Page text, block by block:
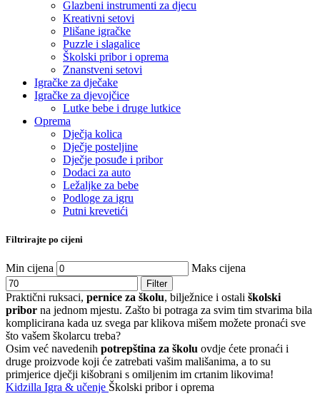
Glazbeni instrumenti za djecu
Kreativni setovi
Plišane igračke
Puzzle i slagalice
Školski pribor i oprema
Znanstveni setovi
Igračke za dječake
Igračke za djevojčice
Lutke bebe i druge lutkice
Oprema
Dječja kolica
Dječje posteljine
Dječje posuđe i pribor
Dodaci za auto
Ležaljke za bebe
Podloge za igru
Putni krevetići
Filtrirajte po cijeni
Min cijena Maks cijena
Filter
Praktični ruksaci, pernice za školu, bilježnice i ostali školski
pribor na jednom mjestu. Zašto bi potraga za svim tim stvarima bila
komplicirana kada uz svega par klikova mišem možete pronaći sve
što vašem školarcu treba?
Osim već navedenih potrepština za školu ovdje ćete pronaći i
druge proizvode koji će zatrebati vašim mališanima, a to su
primjerice dječji kišobrani s omiljenim im crtanim likovima!
Kidzilla Igra & učenje Školski pribor i oprema